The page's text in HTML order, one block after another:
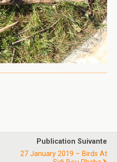
Publication Suivante
27 January 2019 – Birds At